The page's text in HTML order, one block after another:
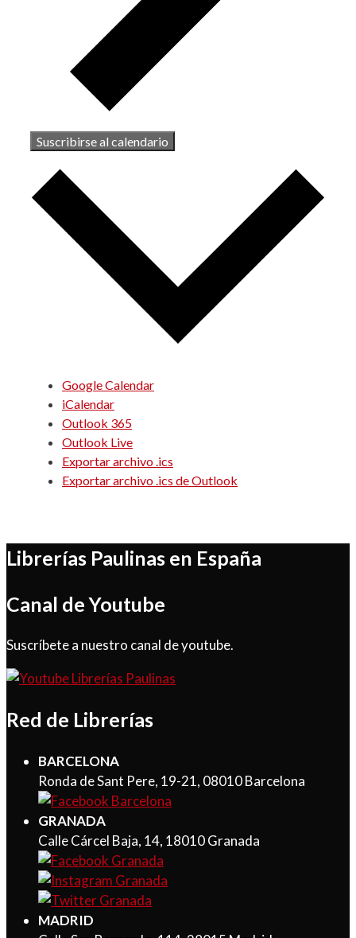
Suscribirse al calendario
Google Calendar
iCalendar
Outlook 365
Outlook Live
Exportar archivo .ics
Exportar archivo .ics de Outlook
Librerías Paulinas en España
Canal de Youtube
Suscríbete a nuestro canal de youtube.
Red de Librerías
BARCELONA
Ronda de Sant Pere, 19-21, 08010 Barcelona
GRANADA
Calle Cárcel Baja, 14, 18010 Granada
MADRID